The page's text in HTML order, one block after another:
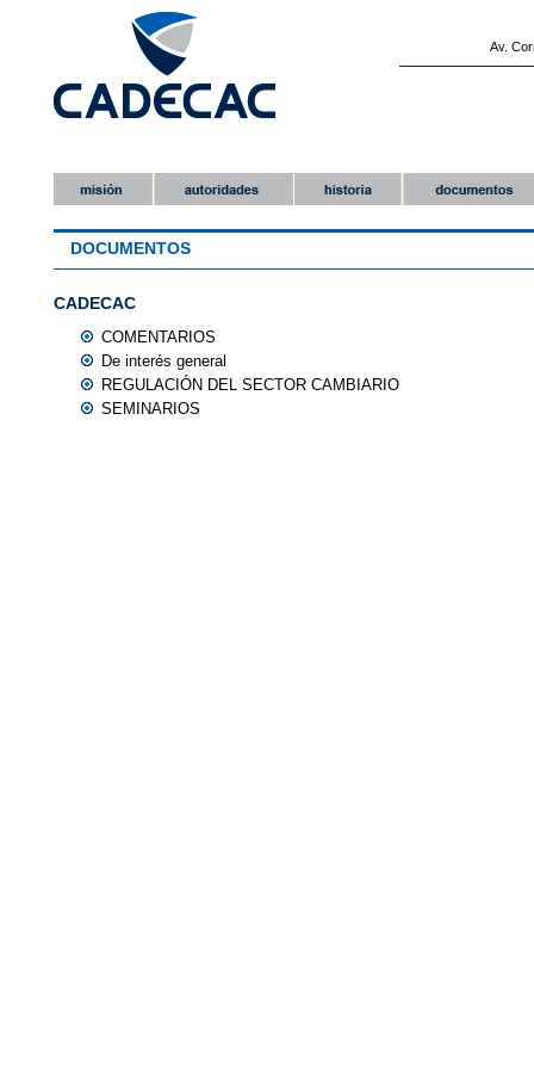
Av.
DOCUMENTOS
CADECAC
COMENTARIOS
De interés general
REGULACIÓN DEL SECTOR CAMBIARIO
SEMINARIOS